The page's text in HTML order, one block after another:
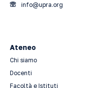
info@upra.org
Ateneo
Chi siamo
Docenti
Facoltà e Istituti